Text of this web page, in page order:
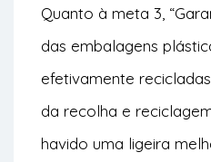
Quanto à meta 3,
das embalagens
efetivamente
da recolha e
havido uma ligeira